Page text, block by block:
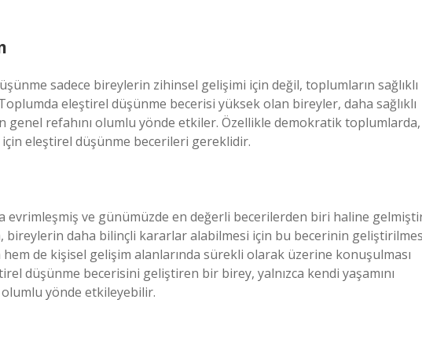
sadece bireylerin zihinsel gelişimi için değil, toplumların sağlıklı
eleştirel düşünme becerisi yüksek olan bireyler, daha sağlıklı
refahını olumlu yönde etkiler. Özellikle demokratik toplumlarda,
eleştirel düşünme becerileri gereklidir.
evrimleşmiş ve günümüzde en değerli becerilerden biri haline
bireylerin daha bilinçli kararlar alabilmesi için bu becerinin
de kişisel gelişim alanlarında sürekli olarak üzerine konuşulması
düşünme becerisini geliştiren bir birey, yalnızca kendi yaşamını
olumlu yönde etkileyebilir.